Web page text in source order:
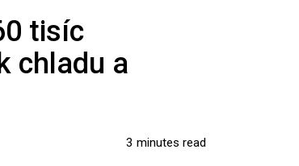
tisíc
chladu a
3 minutes read